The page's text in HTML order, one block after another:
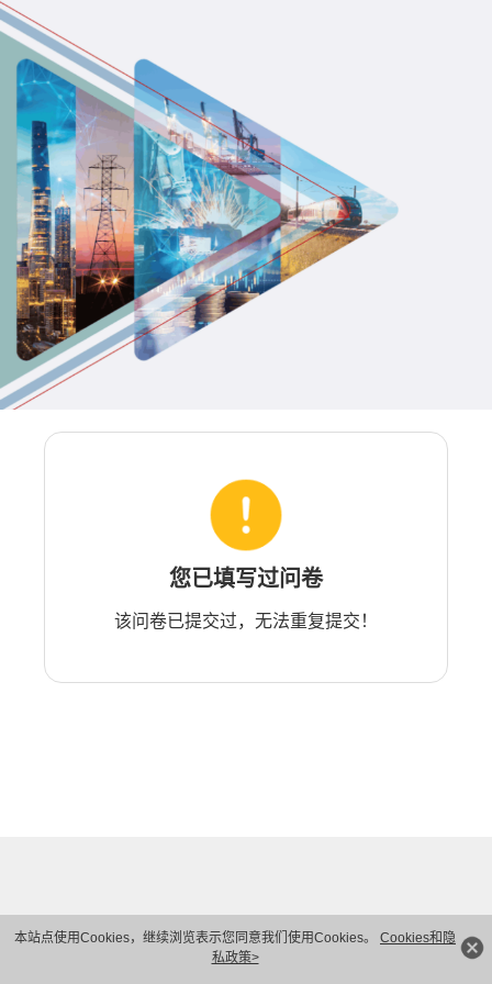
本站点使用Cookies，继续浏览表示您同意我们使用Cookies。 Cookies和隐
私政策>
您已填写过问卷
该问卷已提交过，无法重复提交！